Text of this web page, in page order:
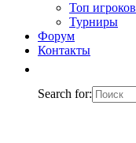
Топ игроков
Турниры
Форум
Контакты
Search for: